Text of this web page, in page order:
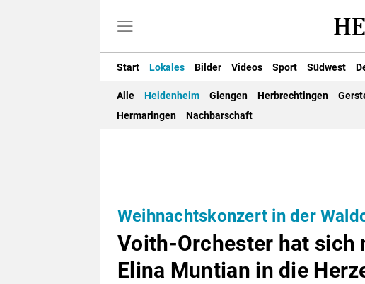
Start Lokales Bilder Videos Sport Südwest
Alle Heidenheim Giengen Herbrechtingen
Hermaringen
Nachbarschaft
Weihnachtskonzert in der
Voith-Orchester hat sich
Elina Muntian in die